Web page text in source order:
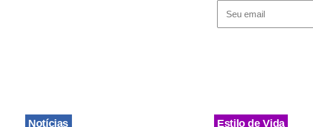
processo eleitoral.
Notícias Estilo de Vida